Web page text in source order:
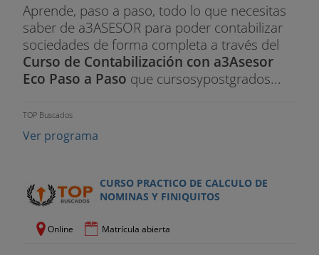
Aprende, paso a paso, todo lo que necesitas
saber de a3ASESOR para poder contabilizar
sociedades de forma completa a través del
Curso de Contabilización con a3Asesor
Eco Paso a Paso que cursosypostgrados...
TOP Buscados
Ver programa
CURSO PRACTICO DE CALCULO DE
NOMINAS Y FINIQUITOS
Online Matrícula abierta